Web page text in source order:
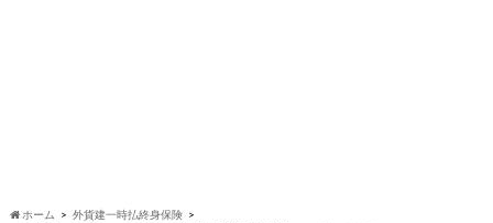
ホーム
外貨建一時払終身保険